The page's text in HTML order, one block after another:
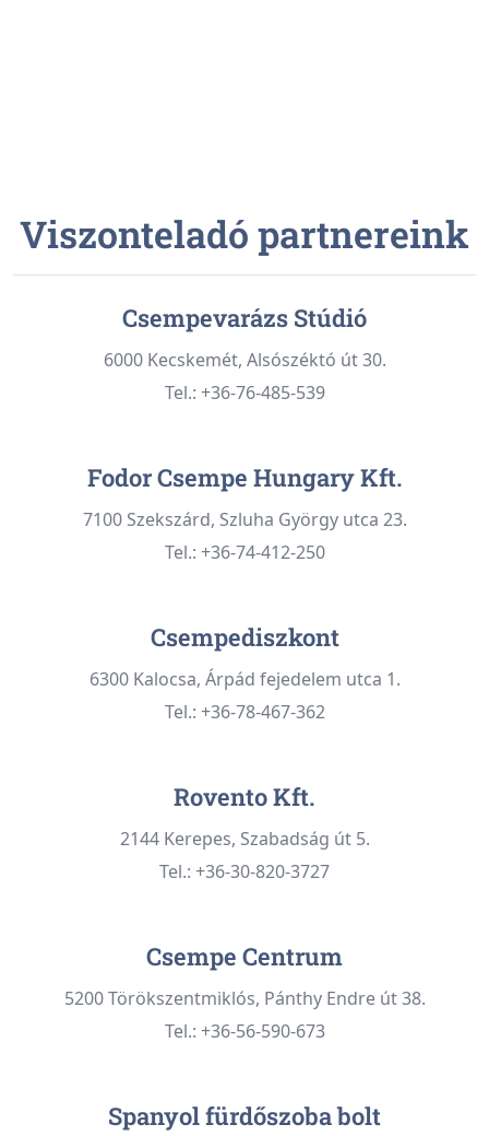
Viszonteladó partnereink
Csempevarázs Stúdió
6000 Kecskemét, Alsószéktó út 30.
Tel.: +36-76-485-539
Fodor Csempe Hungary Kft.
7100 Szekszárd, Szluha György utca 23.
Tel.: +36-74-412-250
Csempediszkont
6300 Kalocsa, Árpád fejedelem utca 1.
Tel.: +36-78-467-362
Rovento Kft.
2144 Kerepes, Szabadság út 5.
Tel.: +36-30-820-3727
Csempe Centrum
5200 Törökszentmiklós, Pánthy Endre út 38.
Tel.: +36-56-590-673
Spanyol fürdőszoba bolt